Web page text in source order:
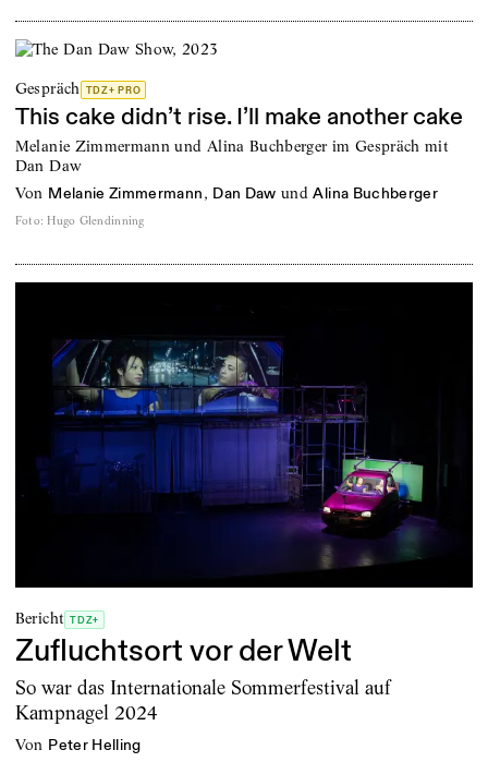
Gespräch TDZ+ PRO
This cake didn’t rise. I’ll make another cake
Melanie Zimmermann und Alina Buchberger im Gespräch mit
Dan Daw
von Melanie Zimmermann, Dan Daw und Alina Buchberger
Foto: Hugo Glendinning
Bericht TDZ+
Zufluchtsort vor der Welt
So war das Internationale Sommerfestival auf
Kampnagel 2024
von Peter Helling